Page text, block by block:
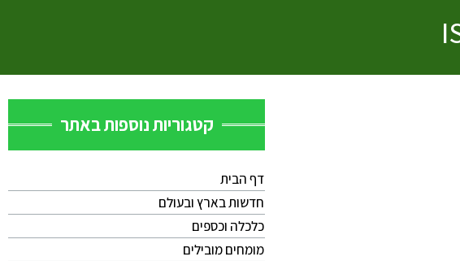
קטגוריות נוספות באתר
דף הבית
חדשות בארץ ובעולם
כלכלה וכספים
מומחים מובילים